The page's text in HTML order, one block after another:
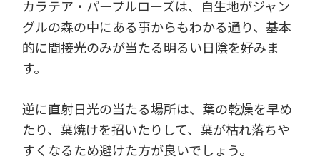
カラテア・パープルローズは、自生地がジャン
グルの森の中にある事からもわかる通り、基本
的に間接光のみが当たる明るい日陰を好みま
す。
逆に直射日光の当たる場所は、葉の乾燥を早め
たり、葉焼けを招いたりして、葉が枯れ落ちや
すくなるため避けた方が良いでしょう。